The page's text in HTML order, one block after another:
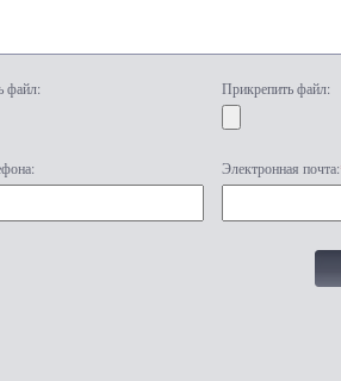
файл: Прикрепить файл:
Электронная почта: